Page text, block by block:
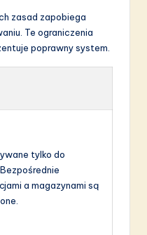
zasad zapobiega
Te ograniczenia
poprawny system.
tylko do
a magazynami są